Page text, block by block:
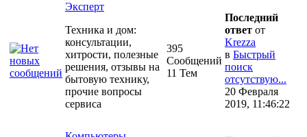
Эксперт
Техника и дом:
консультации,
хитрости, полезные
решения, отзывы на
бытовую технику,
прочие вопросы
сервиса
395
Сообщений
11 Тем
Последний
ответ от
Krezza
в Быстрый
поиск
отсутствую...
20 Февраля
2019, 11:46:22